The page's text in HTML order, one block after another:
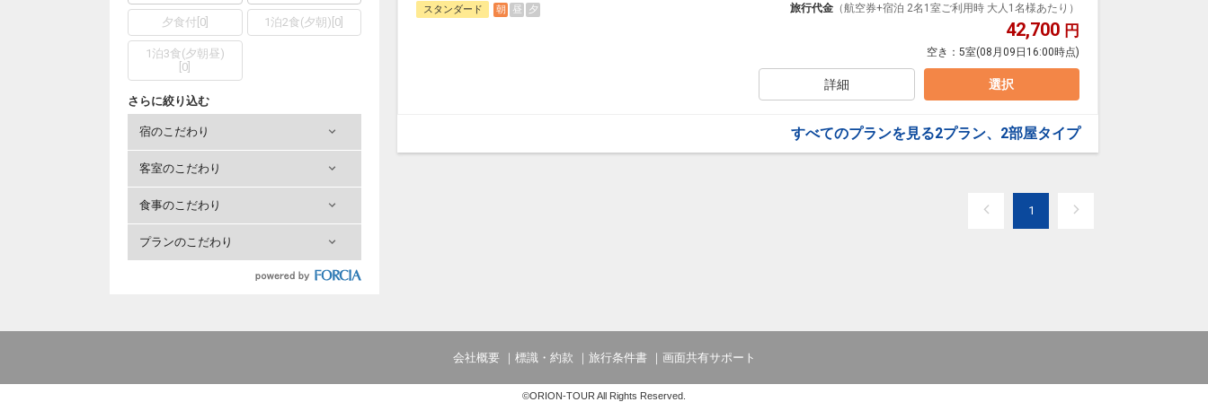
夕食付 0] 1泊2食(夕朝) 0
1泊3食(夕朝昼)
0
さらに絞り込む
宿のこだわり
客室のこだわり
食事のこだわり
プランのこだわり
スタンダード 朝 昼 夕 旅行代金 （航空券+宿泊 2名1室ご利用時 大人1名様あたり）
42,700 円
空き： 5室(08月09日16:00時点)
詳細 選択
すべてのプランを見る2プラン、2部屋タイプ
1
会社概要 標識・約款 旅行条件書 画面共有サポート
©ORION-TOUR All Rights Reserved.